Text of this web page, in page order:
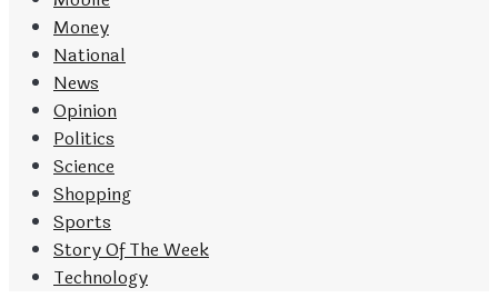
Money
National
News
Opinion
Politics
Science
Shopping
Sports
Story Of The Week
Technology